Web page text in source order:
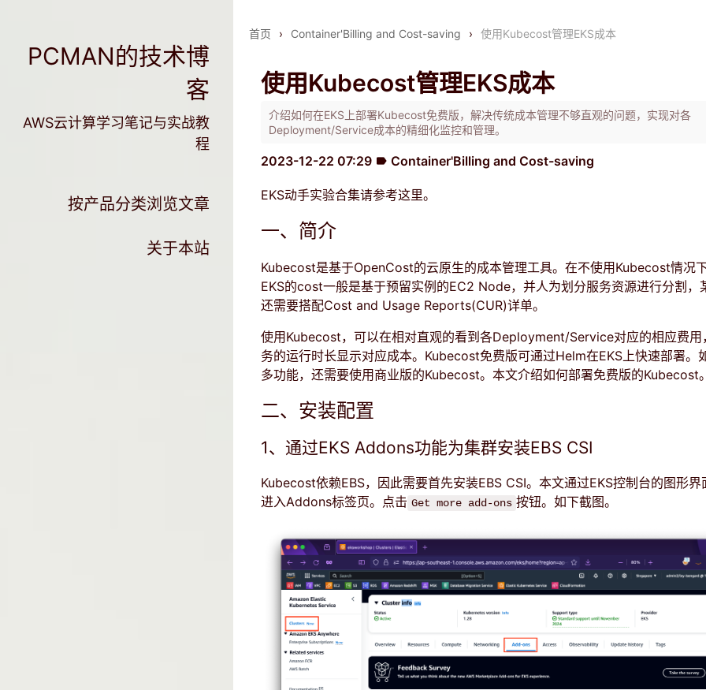
首页 › Container'Billing and Cost-saving › 使用Kubecost管理EKS成本
使用Kubecost管理EKS成本
介绍如何在EKS上部署Kubecost免费版，解决传统成本管理不够直观的问题，实现对各
Deployment/Service成本的精细化监控和管理。
2023-12-22 07:29 label Container'Billing and Cost-saving
EKS动手实验合集请参考这里。
一、简介
Kubecost是基于OpenCost的云原生的成本管理工具。在不使用Kubecost情况
EKS的cost一般是基于预留实例的EC2 Node，并人为划分服务资源进行分割，
还需要搭配Cost and Usage Reports(CUR)详单。
使用Kubecost，可以在相对直观的看到各Deployment/Service对应的相应费用
务的运行时长显示对应成本。Kubecost免费版可通过Helm在EKS上快速部署。
多功能，还需要使用商业版的Kubecost。本文介绍如何部署免费版的Kubecost
二、安装配置
1、通过EKS Addons功能为集群安装EBS CSI
Kubecost依赖EBS，因此需要首先安装EBS CSI。本文通过EKS控制台的图形界
进入Addons标签页。点击 Get more add-ons 按钮。如下截图。
PCMAN的技术博
客
AWS云计算学习笔记与实战教
程
按产品分类浏览文章
关于本站